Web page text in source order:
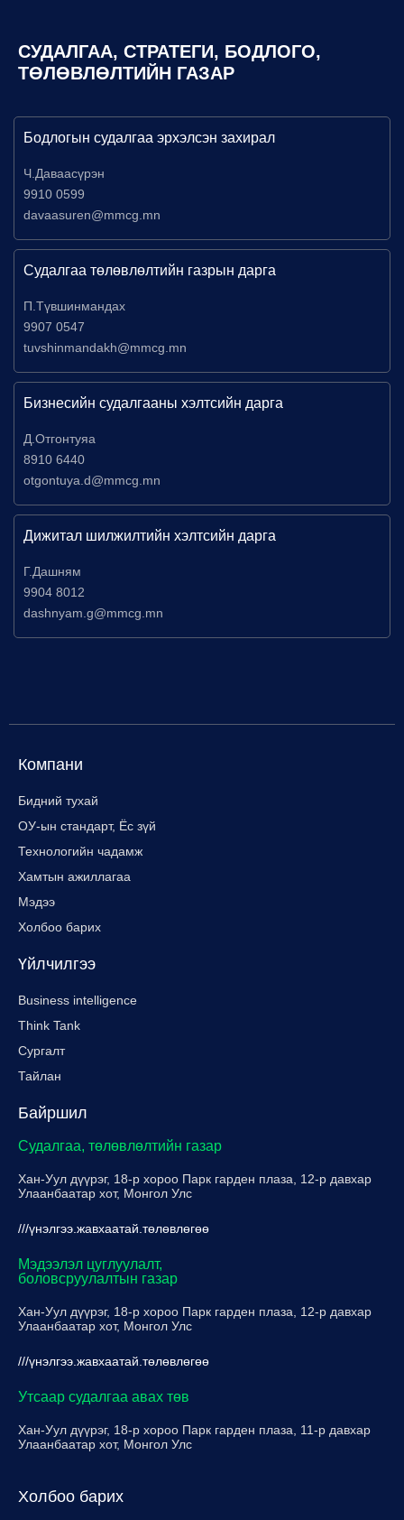
СУДАЛГАА, СТРАТЕГИ, БОДЛОГО,
ТӨЛӨВЛӨЛТИЙН ГАЗАР
Бодлогын судалгаа эрхэлсэн захирал
Ч.Даваасүрэн
9910 0599
davaasuren@mmcg.mn
Судалгаа төлөвлөлтийн газрын дарга
П.Түвшинмандах
9907 0547
tuvshinmandakh@mmcg.mn
Бизнесийн судалгааны хэлтсийн дарга
Д.Отгонтуяа
8910 6440
otgontuya.d@mmcg.mn
Дижитал шилжилтийн хэлтсийн дарга
Г.Дашням
9904 8012
dashnyam.g@mmcg.mn
Компани
Бидний тухай
ОУ-ын стандарт, Ёс зүй
Технологийн чадамж
Хамтын ажиллагаа
Мэдээ
Холбоо барих
Үйлчилгээ
Business intelligence
Think Tank
Сургалт
Тайлан
Байршил
Судалгаа, төлөвлөлтийн газар
Хан-Уул дүүрэг, 18-р хороо Парк гарден плаза, 12-р давхар
Улаанбаатар хот, Монгол Улс
///үнэлгээ.жавхаатай.төлөвлөгөө
Мэдээлэл цуглуулалт,
боловсруулалтын газар
Хан-Уул дүүрэг, 18-р хороо Парк гарден плаза, 12-р давхар
Улаанбаатар хот, Монгол Улс
///үнэлгээ.жавхаатай.төлөвлөгөө
Утсаар судалгаа авах төв
Хан-Уул дүүрэг, 18-р хороо Парк гарден плаза, 11-р давхар
Улаанбаатар хот, Монгол Улс
Холбоо барих